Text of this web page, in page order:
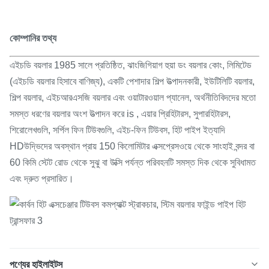
কোম্পানির তথ্য
এইচডি বয়লার 1985 সালে প্রতিষ্ঠিত, ঝাংজিগিয়াগ হুয়া ডং বয়লার কোং, লিমিটেড
(এইচডি বয়লার হিসাবে বাণিজ্য), একটি পেশাদার শিল্প উত্পাদনকারী, ইউটিলিটি বয়লার,
শিল্প বয়লার, এইচআরএসজি বয়লার এবং ওয়াটারওয়াল প্যানেল, অর্থনীতিবিদদের মতো
সমস্ত ধরণের বয়লার অংশ উত্পাদন করে is , এয়ার প্রিহিটারস, সুপারহিটারস,
শিরোলেখগুলি, সর্পিল ফিন টিউবগুলি, এইচ-ফিন টিউবস, হিট পাইপ ইত্যাদি
HDউদ্ভিদের অবস্থান প্রায় 150 কিলোমিটার এক্সপ্রেসওয়ে থেকে সাংহাই বন্দর বা
60 কিমি স্টেট রোড থেকে সুঝু বা উক্সি পর্যন্ত পরিবহনটি সমস্ত দিক থেকে সুবিধামত
এবং দ্রুত প্রসারিত।
পণ্যের হাইলাইটস